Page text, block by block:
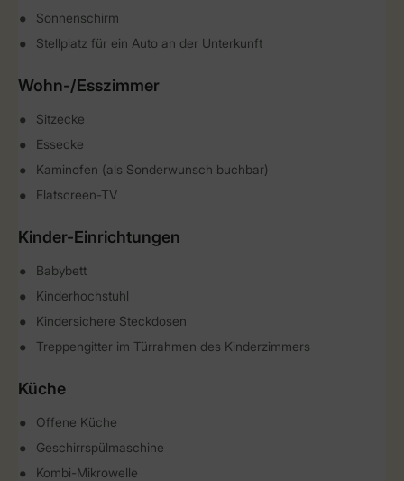
Sonnenschirm
Stellplatz für ein Auto an der Unterkunft
Wohn-/Esszimmer
Sitzecke
Essecke
Kaminofen (als Sonderwunsch buchbar)
Flatscreen-TV
Kinder-Einrichtungen
Babybett
Kinderhochstuhl
Kindersichere Steckdosen
Treppengitter im Türrahmen des Kinderzimmers
Küche
Offene Küche
Geschirrspülmaschine
Kombi-Mikrowelle